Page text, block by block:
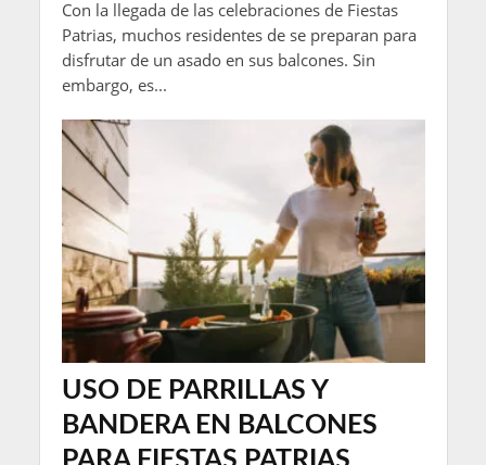
Con la llegada de las celebraciones de Fiestas
Patrias, muchos residentes de se preparan para
disfrutar de un asado en sus balcones. Sin
embargo, es...
USO DE PARRILLAS Y
BANDERA EN BALCONES